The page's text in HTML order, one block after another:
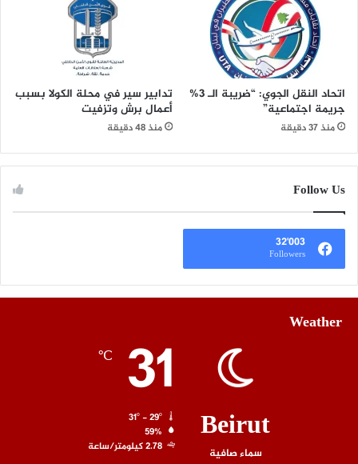
اتحاد النقل الجوي: “ضريبة الـ 3%
جريمة اجتماعية”
منذ 37 دقيقة
تدابير سير في محلة الكولا بسبب
أعمال برش وتزفيت
منذ 48 دقيقة
Follow Us
32٬003
Followers
Weather
Beirut
سماء صافية
31
℃
59%
2.78 كيلومتر/ساعة